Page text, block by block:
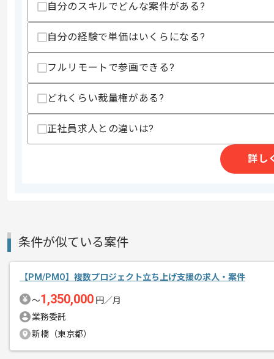
・ベンダーとの打ち合わせ経験
・ベンダー成果物に対して技術的観点
その他募集要項
商談回数
2回
募集人数
2026/07/01
複数案件を保有している企業ですので、
経験豊富なメンバーと成長が出来る環境
基本的には一部リモート作業を見込んで
自分のスキルでどんな案件がある?
自分の経験で単価はいくらになる?
フルリモートで参画できる?
どれくらい裁量権がある?
正社員求人との違いは?
詳し
条件が似ている案件
【PM/PMO】複数プロジェクト立ち上げ支援の求人・案件
〜1,350,000 円／月
業務委託
新橋（東京都）